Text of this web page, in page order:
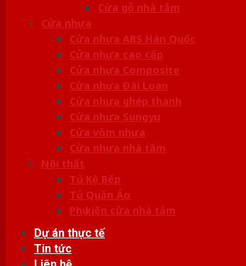
Cửa gỗ nhà tắm
Cửa nhựa
Cửa nhựa ABS Hàn Quốc
Cửa nhựa cao cấp
Cửa nhựa Composite
Cửa nhựa Đài Loan
Cửa nhựa ghép thanh
Cửa nhựa Sungyu
Cửa vòm nhựa
Cửa nhựa nhà tắm
Nội thất
Tủ Kệ Bếp
Tủ Quần Áo
Phụ kiện cửa nhà tắm
Dự án thực tế
Tin tức